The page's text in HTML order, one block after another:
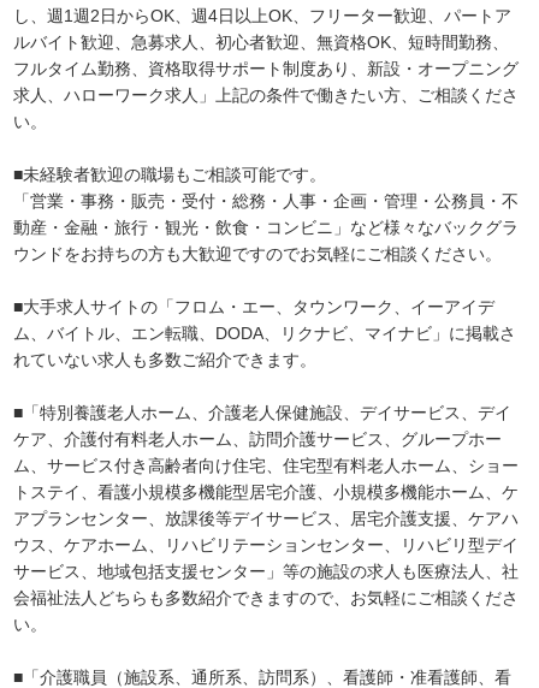
し、週1週2日からOK、週4日以上OK、フリーター歓迎、パートア
ルバイト歓迎、急募求人、初心者歓迎、無資格OK、短時間勤務、
フルタイム勤務、資格取得サポート制度あり、新設・オープニング
求人、ハローワーク求人」上記の条件で働きたい方、ご相談くださ
い。
■未経験者歓迎の職場もご相談可能です。
「営業・事務・販売・受付・総務・人事・企画・管理・公務員・不
動産・金融・旅行・観光・飲食・コンビニ」など様々なバックグラ
ウンドをお持ちの方も大歓迎ですのでお気軽にご相談ください。
■大手求人サイトの「フロム・エー、タウンワーク、イーアイデ
ム、バイトル、エン転職、DODA、リクナビ、マイナビ」に掲載さ
れていない求人も多数ご紹介できます。
■「特別養護老人ホーム、介護老人保健施設、デイサービス、デイ
ケア、介護付有料老人ホーム、訪問介護サービス、グループホー
ム、サービス付き高齢者向け住宅、住宅型有料老人ホーム、ショー
トステイ、看護小規模多機能型居宅介護、小規模多機能ホーム、ケ
アプランセンター、放課後等デイサービス、居宅介護支援、ケアハ
ウス、ケアホーム、リハビリテーションセンター、リハビリ型デイ
サービス、地域包括支援センター」等の施設の求人も医療法人、社
会福祉法人どちらも多数紹介できますので、お気軽にご相談くださ
い。
■「介護職員（施設系、通所系、訪問系）、看護師・准看護師、看